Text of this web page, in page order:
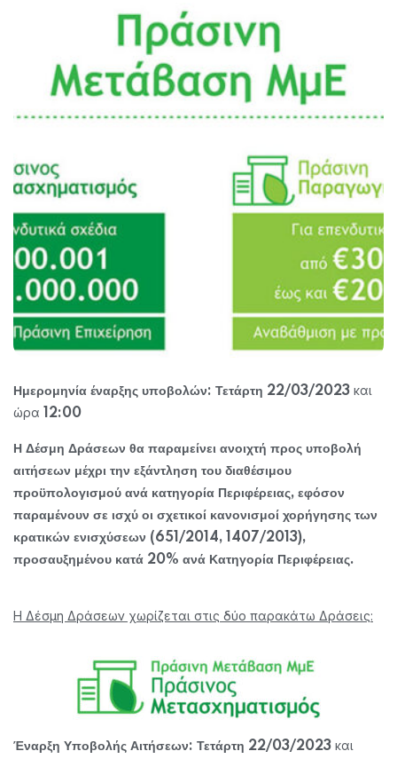
Ημερομηνία έναρξης υποβολών: Τετάρτη 22/03/2023 και
ώρα
12:00
Η Δέσμη Δράσεων θα παραμείνει ανοιχτή προς υποβολή
αιτήσεων μέχρι την εξάντληση του διαθέσιμου
προϋπολογισμού ανά κατηγορία Περιφέρειας, εφόσον
παραμένουν σε ισχύ οι σχετικοί κανονισμοί χορήγησης των
κρατικών ενισχύσεων (651/2014, 1407/2013),
προσαυξημένου κατά 20% ανά Κατηγορία Περιφέρειας.
Η Δέσμη Δράσεων χωρίζεται στις δύο παρακάτω Δράσεις:
Έναρξη Υποβολής Αιτήσεων: Τετάρτη 22/03/2023 και